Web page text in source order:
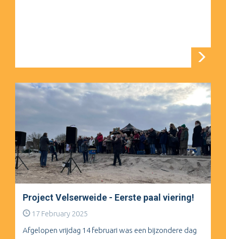
Project Velserweide - Eerste paal viering!
17 February 2025
Afgelopen vrijdag 14 februari was een bijzondere dag